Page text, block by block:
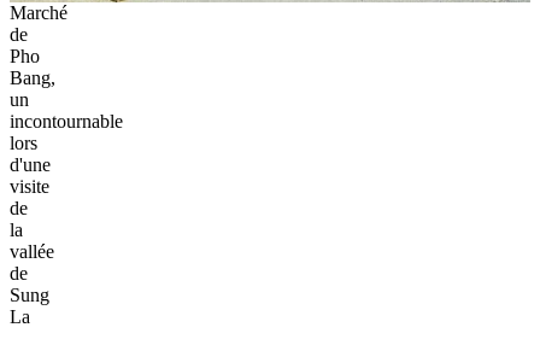
Marché
de
Pho
Bang,
un
incontournable
lors
d'une
visite
de
la
vallée
de
Sung
La